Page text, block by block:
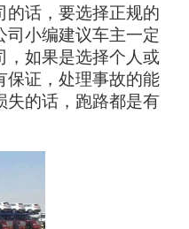
的话，要选择正规的
司小编建议车主一定
，如果是选择个人或
保证，处理事故的能
失的话，跑路都是有